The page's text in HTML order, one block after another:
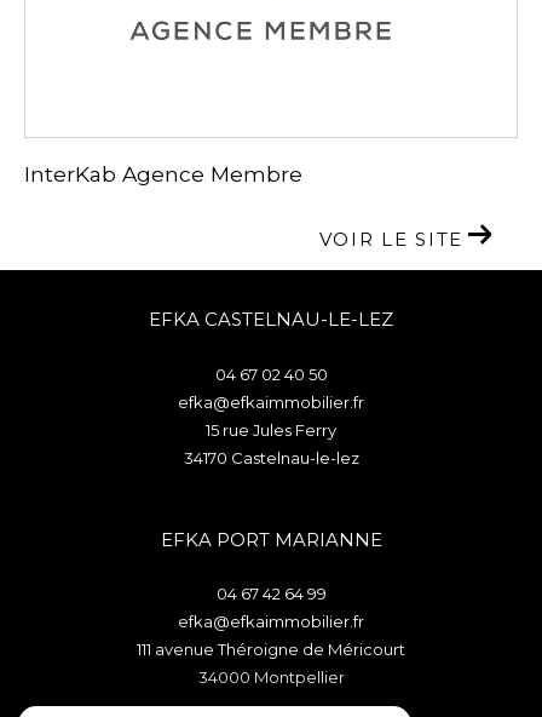
InterKab Agence Membre
VOIR LE SITE
EFKA CASTELNAU-LE-LEZ
04 67 02 40 50
efka@efkaimmobilier.fr
15 rue Jules Ferry
34170
castelnau-le-lez
EFKA PORT MARIANNE
04 67 42 64 99
efka@efkaimmobilier.fr
111 avenue Théroigne de Méricourt
34000
montpellier